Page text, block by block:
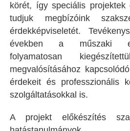
körét, így speciális projektek
tudjuk megbízóink
érdekképviseletét.
években a műszaki
folyamatosan
megvalósításához
érdekeit és professzionális
szolgáltatásokkal is.
A projekt előkészítés